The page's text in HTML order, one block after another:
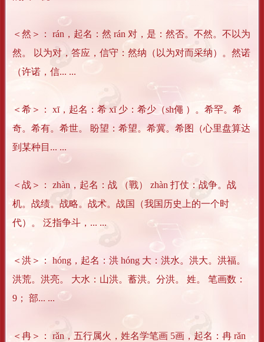
＜然＞： rán，起名：然 rán 对，是：然否。不然。不以为
然。 以为对，答应，信守：然纳（以为对而采纳）。然诺
（许诺，信... ...
＜希＞： xī，起名：希 xī 少：希少（sh僶 ）。希罕。希
奇。希有。希世。 盼望：希望。希冀。希图（心里盘算达
到某种目... ...
＜战＞： zhàn，起名：战 （戰） zhàn 打仗：战争。战
机。战绩。战略。战术。战国（我国历史上的一个时
代）。 泛指争斗，... ...
＜洪＞： hóng，起名：洪 hóng 大：洪水。洪大。洪福。
洪荒。洪亮。 大水：山洪。蓄洪。分洪。 姓。 笔画数：
9； 部... ...
＜冉＞： rǎn，五行属火，姓名学笔画 5画，起名：冉 rǎn